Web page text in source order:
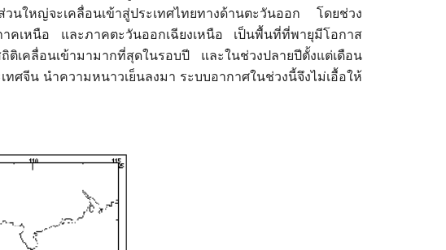
ใหญ่จะเคลื่อนเข้าสู่ประเทศไทยทางด้านตะวันออก โดยช่วง
คเหนือ และภาคตะวันออกเฉียงเหนือ เป็นพื้นที่ที่พายุมีโอกาส
ติเคลื่อนเข้ามามากที่สุดในรอบปี และในช่วงปลายปีตั้งแต่เดือน
ศจีน นำความหนาวเย็นลงมา ระบบอากาศในช่วงนี้จึงไม่เอื้อให้